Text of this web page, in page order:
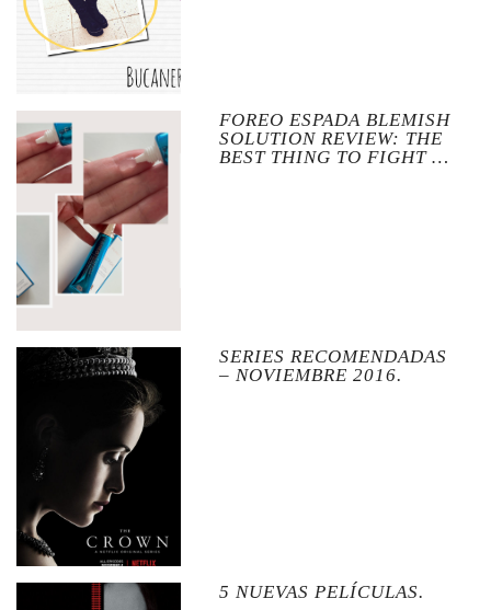
FOREO ESPADA BLEMISH
SOLUTION REVIEW: THE
BEST THING TO FIGHT …
SERIES RECOMENDADAS
– NOVIEMBRE 2016.
5 NUEVAS PELÍCULAS.